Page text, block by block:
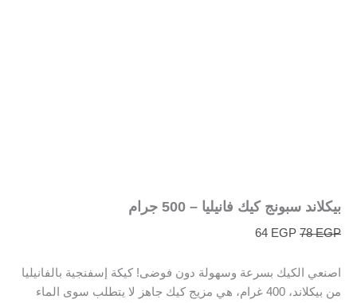
بيكلاند سبونج كيك فانيليا – 500 جرام
78EGP
64 EGP
اصنعي الكيك بسرعة وسهولة دون فوضى! كيكة إسفنجية بالفانيليا
من بيكلاند، 400 غرام، هي مزيج كيك جاهز لا يتطلب سوى الماء